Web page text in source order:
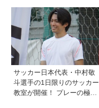
める「ことたね」の魅力と
サッカー日本代表・中村敬
斗選手の1日限りのサッカー
教室が開催！ プレーの極意